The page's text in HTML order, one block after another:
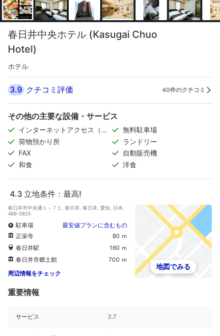
春日井中央ホテル (Kasugai Chuo
Hotel)
ホテル
3.9 クチコミ評価 40件のクチコミ
その他の主要な設備・サービス
インターネットアクセス（無
料）
無料駐車場
荷物預かり所
ランドリー
FAX
自動販売機
和食
洋食
4.3 立地条件：最高!
春日井市中央通１－７１, 春日井, 春日井, 愛知, 日本,
486-0825
駐車場
最安値プランに含むもの
正栄寺
80 ｍ
春日井駅
160 ｍ
春日井市郷土館
700 ｍ
周辺情報をチェック
地図でみる
重要情報
サービス 3.7